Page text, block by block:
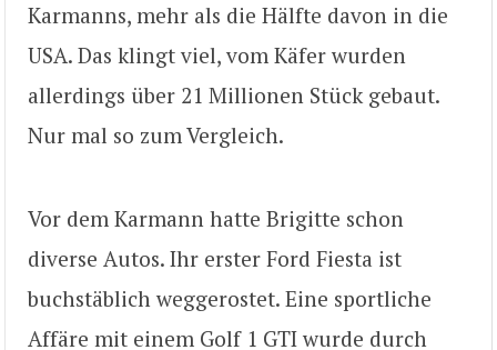
Karmanns, mehr als die Hälfte davon in die
USA. Das klingt viel, vom Käfer wurden
allerdings über 21 Millionen Stück gebaut.
Nur mal so zum Vergleich.
Vor dem Karmann hatte Brigitte schon
diverse Autos. Ihr erster Ford Fiesta ist
buchstäblich weggerostet. Eine sportliche
Affäre mit einem Golf 1 GTI wurde durch